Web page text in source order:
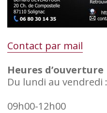
Contact par mail
Heures d’ouverture
Du lundi au vendredi :
09h00-12h00